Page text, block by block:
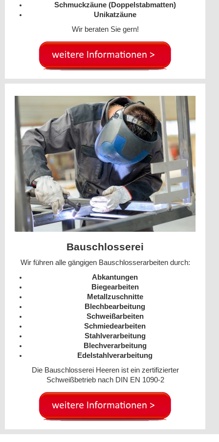
Schmuckzäune (Doppelstabmatten)
Unikatzäune
Wir beraten Sie gern!
Bauschlosserei
Wir führen alle gängigen Bauschlosserarbeiten durch:
Abkantungen
Biegearbeiten
Metallzuschnitte
Blechbearbeitung
Schweißarbeiten
Schmiedearbeiten
Stahlverarbeitung
Blechverarbeitung
Edelstahlverarbeitung
Die Bauschlosserei Heeren ist ein zertifizierter
Schweißbetrieb nach DIN EN 1090-2